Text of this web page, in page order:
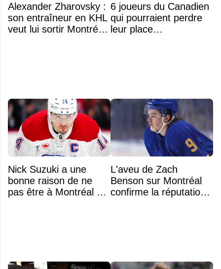
Alexander Zharovsky :
son entraîneur en KHL
veut lui sortir Montréal
6 joueurs du Canadien
qui pourraient perdre
leur place
Nick Suzuki a une
bonne raison de ne
pas être à Montréal cet
L'aveu de Zach
Benson sur Montréal
confirme la réputation